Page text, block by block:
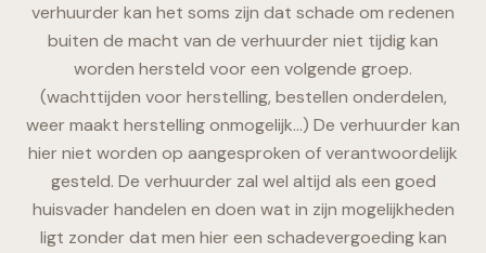
verhuurder kan het soms zijn dat schade om redenen
buiten de macht van de verhuurder niet tijdig kan
worden hersteld voor een volgende groep.
(wachttijden voor herstelling, bestellen onderdelen,
weer maakt herstelling onmogelijk…) De verhuurder kan
hier niet worden op aangesproken of verantwoordelijk
gesteld. De verhuurder zal wel altijd als een goed
huisvader handelen en doen wat in zijn mogelijkheden
ligt zonder dat men hier een schadevergoeding kan